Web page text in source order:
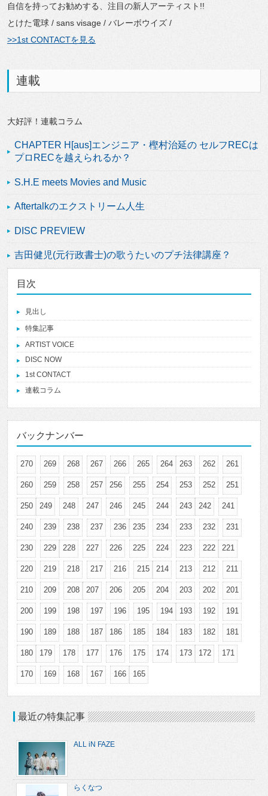
自信を持ってお勧めする、注目の新人アーティスト!!
とけた電球 / sans visage / バレーボウイズ /
>>1st CONTACTを見る
連載
大好評！連載コラム
CHAPTER H[aus]エンジニア・樫村治延の セルフRECは
プロRECを越えられるか？
S.H.E meets Movies and Music
Aftertalkのエクストリーム人生
DISC PREVIEW
吉田健児(元行政書士)の歌うたいのプチ法律講座？
目次
見出し
特集記事
ARTIST VOICE
DISC NOW
1st CONTACT
連載コラム
バックナンバー
270 269 268 267 266 265 264 263 262 261
260 259 258 257 256 255 254 253 252 251
250 249 248 247 246 245 244 243 242 241
240 239 238 237 236 235 234 233 232 231
230 229 228 227 226 225 224 223 222 221
220 219 218 217 216 215 214 213 212 211
210 209 208 207 206 205 204 203 202 201
200 199 198 197 196 195 194 193 192 191
190 189 188 187 186 185 184 183 182 181
180 179 178 177 176 175 174 173 172 171
170 169 168 167 166 165
最近の特集記事
ALL iN FAZE
らくなつ